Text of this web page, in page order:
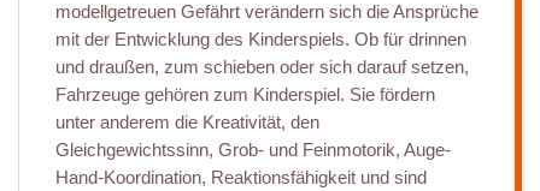
modellgetreuen Gefährt verändern sich die Ansprüche
mit der Entwicklung des Kinderspiels. Ob für drinnen
und draußen, zum schieben oder sich darauf setzen,
Fahrzeuge gehören zum Kinderspiel. Sie fördern
unter anderem die Kreativität, den
Gleichgewichtssinn, Grob- und Feinmotorik, Auge-
Hand-Koordination, Reaktionsfähigkeit und sind